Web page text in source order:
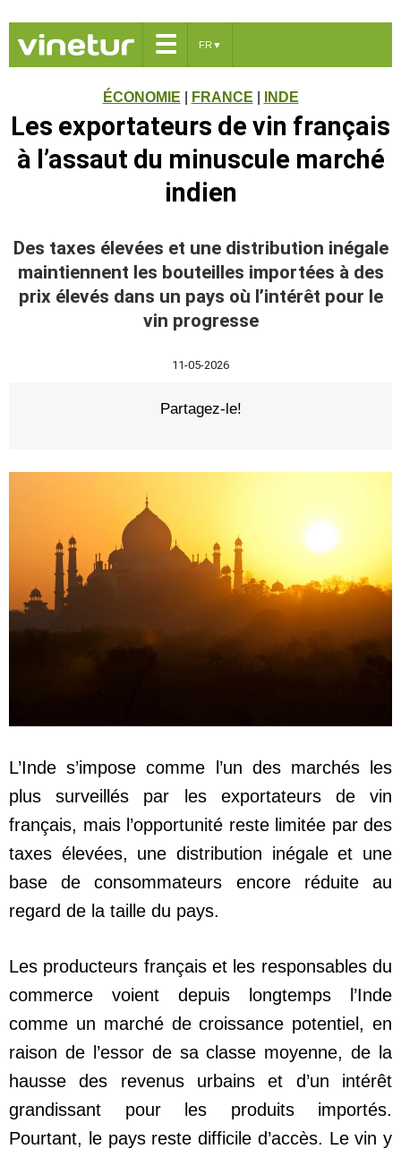
☰ FR ▼
ÉCONOMIE FRANCE INDE
Les exportateurs de vin français
à l’assaut du minuscule marché
indien
Des taxes élevées et une distribution inégale
maintiennent les bouteilles importées à des
prix élevés dans un pays où l’intérêt pour le
vin progresse
11-05-2026
Partagez-le!
L’Inde s’impose comme l’un des marchés les
plus surveillés par les exportateurs de vin
français, mais l’opportunité reste limitée par des
taxes élevées, une distribution inégale et une
base de consommateurs encore réduite au
regard de la taille du pays.
Les producteurs français et les responsables du
commerce voient depuis longtemps l’Inde
comme un marché de croissance potentiel, en
raison de l’essor de sa classe moyenne, de la
hausse des revenus urbains et d’un intérêt
grandissant pour les produits importés.
Pourtant, le pays reste difficile d’accès. Le vin y